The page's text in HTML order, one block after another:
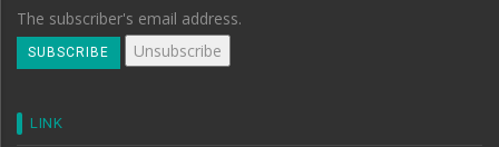
The subscriber's email address.
LINK